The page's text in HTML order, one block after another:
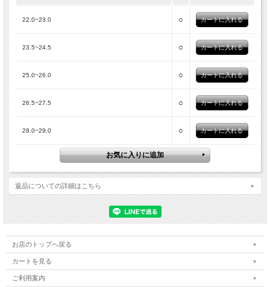
22.0~23.0 ○
23.5~24.5 ○
25.0~26.0 ○
26.5~27.5 ○
28.0~29.0 ○
返品についての詳細はこちら
お店のトップへ戻る
カートを見る
ご利用案内